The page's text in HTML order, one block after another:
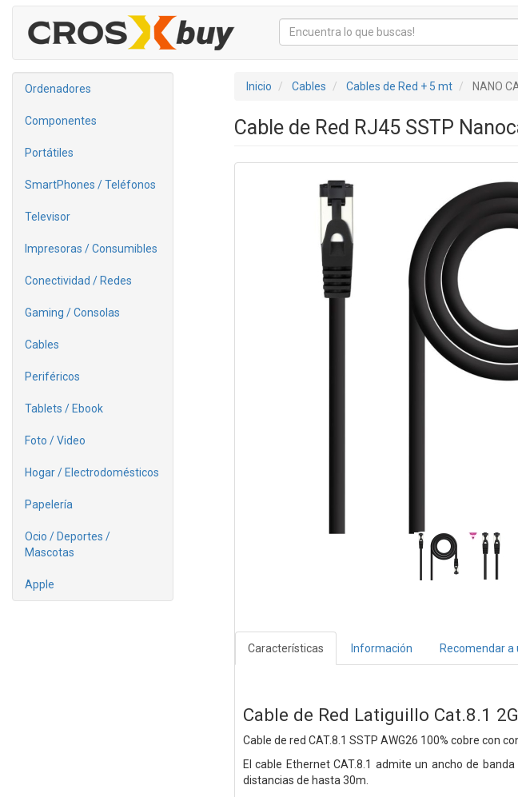
Ordenadores
Componentes
Portátiles
SmartPhones / Teléfonos
Televisor
Impresoras / Consumibles
Conectividad / Redes
Gaming / Consolas
Cables
Periféricos
Tablets / Ebook
Foto / Video
Hogar / Electrodomésticos
Papelería
Ocio / Deportes /
Mascotas
Apple
Inicio Cables Cables de Red + 5 mt NANO
Cable de Red RJ45 SSTP
Características Información Recomendar a
Cable de Red Latiguillo Cat.8.1
Cable de red CAT.8.1 SSTP AWG26 100% cobre con
El cable Ethernet CAT.8.1 admite un ancho de
distancias de hasta 30m.